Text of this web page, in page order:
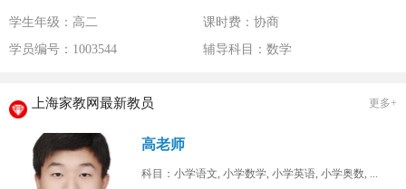
学生年级：高二
课时费：协商
学员编号：1003544
辅导科目：数学
上海家教网最新教员 更多+
高老师
科目：小学语文, 小学数学, 小学英语, 小学奥数, ...